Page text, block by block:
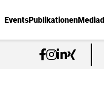
EventsPublikationen